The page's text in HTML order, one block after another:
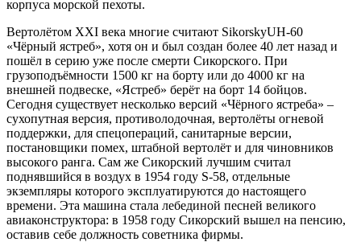
корпуса морской пехоты.
Вертолётом ХХI века многие считают SikorskyUH-60
«Чёрный ястреб», хотя он и был создан более 40 лет назад и
пошёл в серию уже после смерти Сикорского. При
грузоподъёмности 1500 кг на борту или до 4000 кг на
внешней подвеске, «Ястреб» берёт на борт 14 бойцов.
Сегодня существует несколько версий «Чёрного ястреба» –
сухопутная версия, противолодочная, вертолёты огневой
поддержки, для спецопераций, санитарные версии,
постановщики помех, штабной вертолёт и для чиновников
высокого ранга. Сам же Сикорский лучшим считал
поднявшийся в воздух в 1954 году S-58, отдельные
экземпляры которого эксплуатируются до настоящего
времени. Эта машина стала лебединой песней великого
авиаконструктора: в 1958 году Сикорский вышел на пенсию,
оставив себе должность советника фирмы.